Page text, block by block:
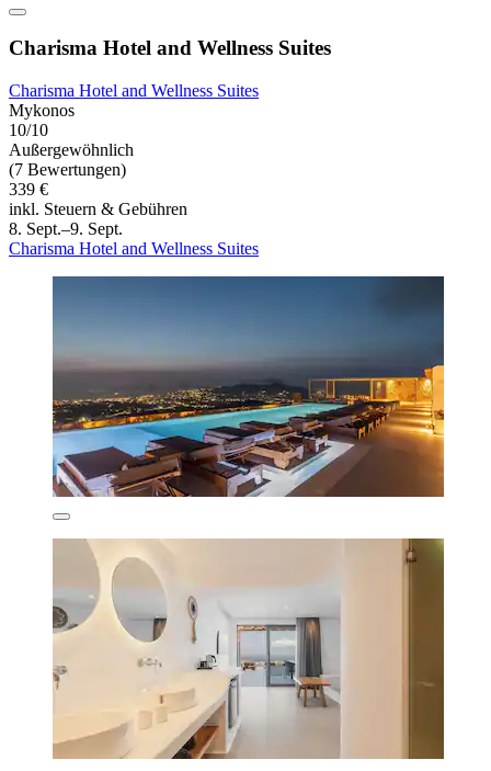
Charisma Hotel and Wellness Suites
Charisma Hotel and Wellness Suites
Mykonos
10/10
Außergewöhnlich
(7 Bewertungen)
339 €
inkl. Steuern & Gebühren
8. Sept.–9. Sept.
Charisma Hotel and Wellness Suites